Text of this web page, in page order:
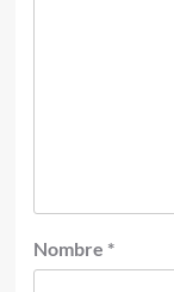
Nombre *